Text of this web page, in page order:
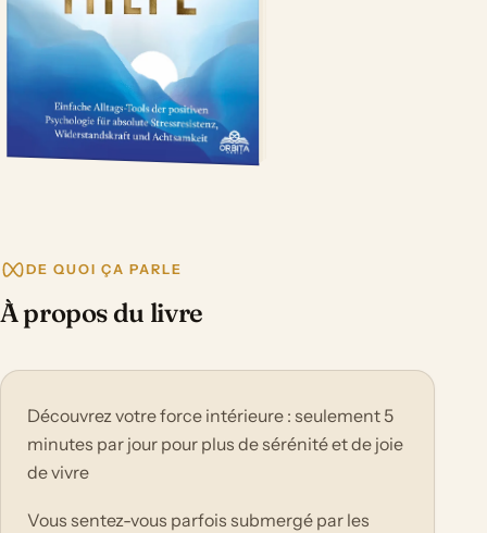
DE QUOI ÇA PARLE
À propos du livre
Découvrez votre force intérieure : seulement 5
minutes par jour pour plus de sérénité et de joie
de vivre
Vous sentez-vous parfois submergé par les